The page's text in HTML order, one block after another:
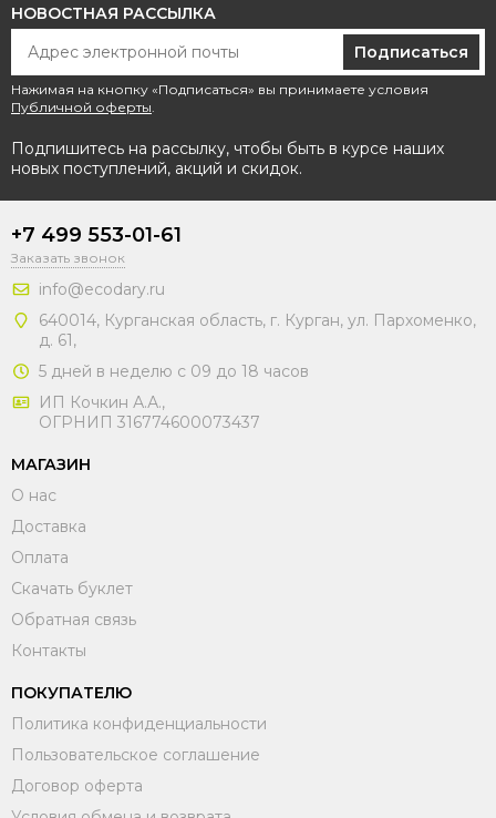
НОВОСТНАЯ РАССЫЛКА
Подписаться
Нажимая на кнопку «Подписаться» вы принимаете условия
Публичной оферты.
Подпишитесь на рассылку, чтобы быть в курсе наших
новых поступлений, акций и скидок.
+7 499 553-01-61
Заказать звонок
info@ecodary.ru
640014, Курганская область, г. Курган, ул. Пархоменко,
д. 61,
5 дней в неделю с 09 до 18 часов
ИП Кочкин А.А.,
ОГРНИП 316774600073437
МАГАЗИН
О нас
Доставка
Оплата
Скачать буклет
Обратная связь
Контакты
ПОКУПАТЕЛЮ
Политика конфиденциальности
Пользовательское соглашение
Договор оферта